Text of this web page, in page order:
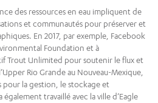
des ressources en eau impliquent de
et communautés pour préserver et
En 2017, par exemple, Facebook
Foundation et à
Trout Unlimited pour soutenir le flux et
Rio Grande au Nouveau-Mexique,
pour la gestion, le stockage et
également travaillé avec la ville d’Eagle